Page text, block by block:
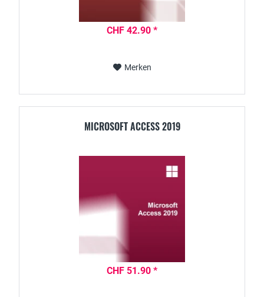
CHF 42.90 *
Merken
MICROSOFT ACCESS 2019
CHF 51.90 *